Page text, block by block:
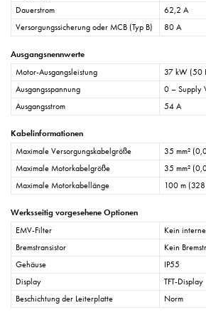
Dauerstrom
62,2 A
Versorgungssicherung oder MCB (Typ B)
80 A
Ausgangsnennwerte
Motor-Ausgangsleistung
37 kW (50
Ausgangsspannung
0 – Supply
Ausgangsstrom
54 A
Kabelinformationen
Maximale Versorgungskabelgröße
35 mm²
Maximale Motorkabelgröße
35 mm²
Maximale Motorkabellänge
100 m
Werksseitig vorgesehene Optionen
EMV-Filter
Kein
Bremstransistor
Kein
Gehäuse
IP55
Display
TFT-Display
Beschichtung der Leiterplatte
Norm